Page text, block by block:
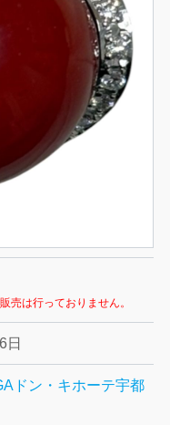
売は行っておりません。
日
ドン・キホーテ宇都